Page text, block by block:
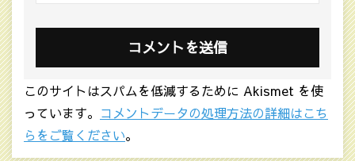
このサイトはスパムを低減するために Akismet を使
っています。 コメントデータの処理方法の詳細はこち
らをご覧ください。